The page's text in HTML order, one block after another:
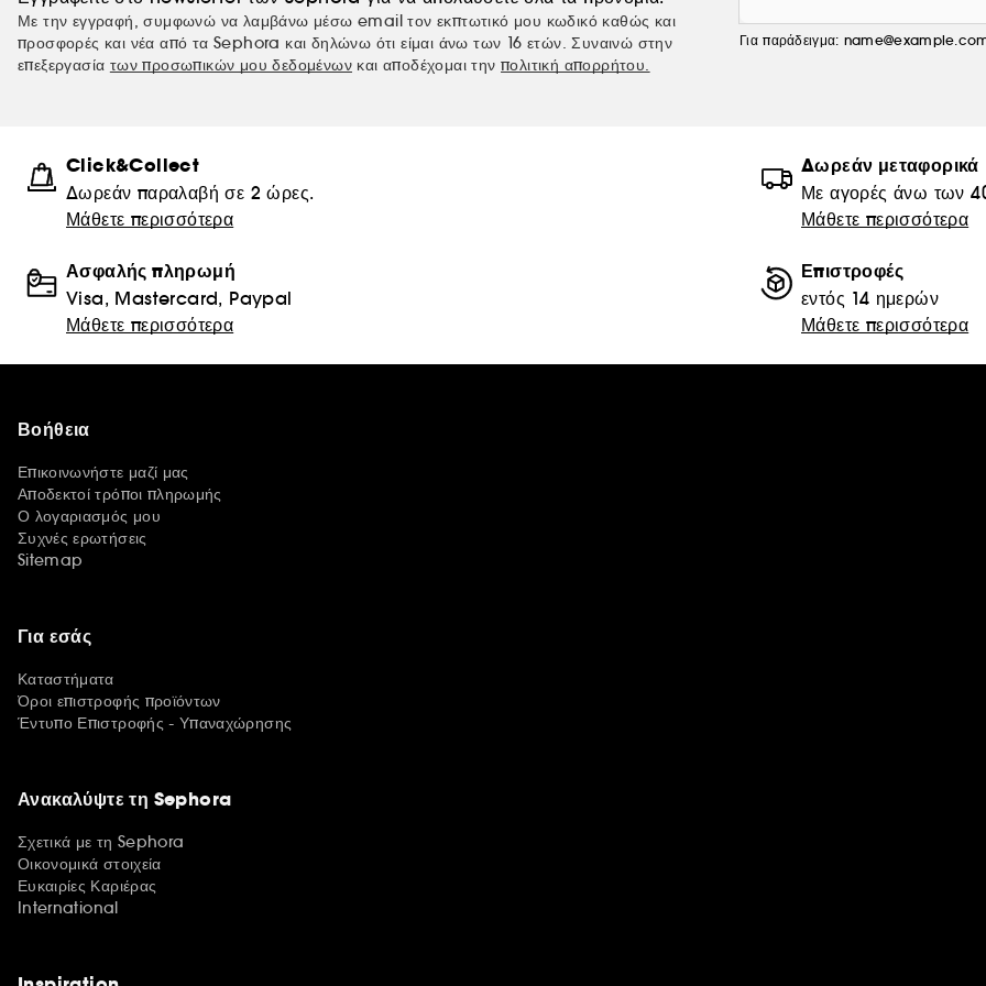
Με την εγγραφή, συμφωνώ να λαμβάνω μέσω email τον εκπτωτικό μου κωδικό καθώς και
προσφορές και νέα από τα Sephora και δηλώνω ότι είμαι άνω των 16 ετών. Συναινώ στην
επεξεργασία των προσωπικών μου δεδομένων και αποδέχομαι τηνπολιτική απορρήτου.
Για παράδειγμα:
Click&Collect
Δωρεάν παραλαβή σε 2 ώρες.
Μάθετε περισσότερα
Δωρεάν μεταφορικά
Με αγορές άνω των
Μάθετε περισσότερα
Ασφαλής πληρωμή
Visa, Mastercard, Paypal
Μάθετε περισσότερα
Επιστροφές
εντός 14 ημερών
Μάθετε περισσότερα
Βοήθεια
Επικοινωνήστε μαζί μας
Αποδεκτοί τρόποι πληρωμής
Ο λογαριασμός μου
Συχνές ερωτήσεις
Sitemap
Για εσάς
Καταστήματα
Όροι επιστροφής προϊόντων
Έντυπο Επιστροφής - Υπαναχώρησης
Ανακαλύψτε τη Sephora
Σχετικά με τη Sephora
Οικονομικά στοιχεία
Ευκαιρίες Καριέρας
International